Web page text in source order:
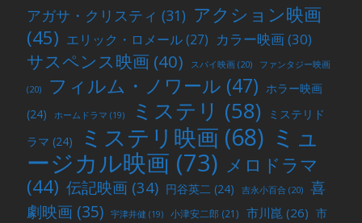
アガサ・クリスティ (31) アクション映画
(45) エリック・ロメール(27) カラー映画(30)
サスペンス映画 (40) スパイ映画 (20) ファンタジー映画
(20) フィルム・ノワール (47) ホラー映画
(24)
ホームドラマ (19) ミステリ (58)
ミステリド
ラマ (24) ミステリ映画 (68) ミュ
ージカル映画 (73) メロドラマ
(44) 伝記映画 (34) 円谷英二 (24) 吉永小百合 (20)
喜
劇映画 (35) 宇津井健 (19) 小津安二郎 (21) 市川崑 (26) 市